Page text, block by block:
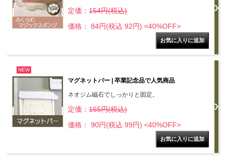
定価： 154円(税込)
価格： 84円(税込 92円) <40%OFF>
NEW
マグネットバー | 卒業記念品で人気商品
ネオジム磁石でしっかりと固定。
定価： 165円(税込)
価格： 90円(税込 99円) <40%OFF>